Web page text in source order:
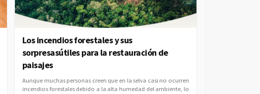
Los incendios forestales y sus
sorpresasútiles para la restauración de
paisajes
Aunque muchas personas creen que en la selva casi no ocurren
incendios forestales debido a la alta humedad del ambiente, lo